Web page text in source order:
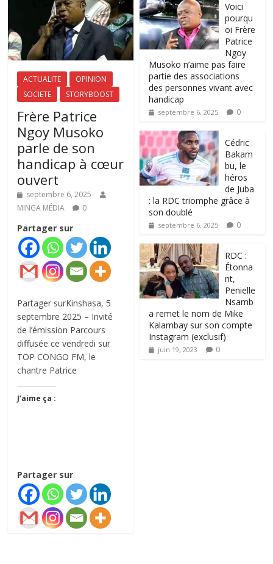
ACTUALITE
OPINION
SOCIETE
STORYBOOST
Frère Patrice
Ngoy Musoko
parle de son
handicap à cœur
ouvert
septembre 6, 2025
MINGA MÉDIA
0
Partager sur
Partager surKinshasa, 5
septembre 2025 – Invité
de l’émission Parcours
diffusée ce vendredi sur
TOP CONGO FM, le
chantre Patrice
J’aime ça :
Partager sur
Voici
pourqu
oi Frère
Patrice
Ngoy
Musoko n’aime pas faire
partie des associations
des personnes vivant avec
handicap
septembre 6, 2025 0
‎Cédric
Bakam
bu, le
héros
de Juba
: la RDC triomphe grâce à
son doublé
septembre 6, 2025 0
RDC :
Étonna
nt,
Penielle
Nsamb
a remet le nom de Mike
Kalambay sur son compte
Instagram (exclusif)
juin 19, 2023 0